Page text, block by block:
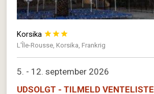
Korsika 


L'Île-Rousse, Korsika, Frankrig
5. - 12. september 2026
UDSOLGT - TILMELD VENTELISTE